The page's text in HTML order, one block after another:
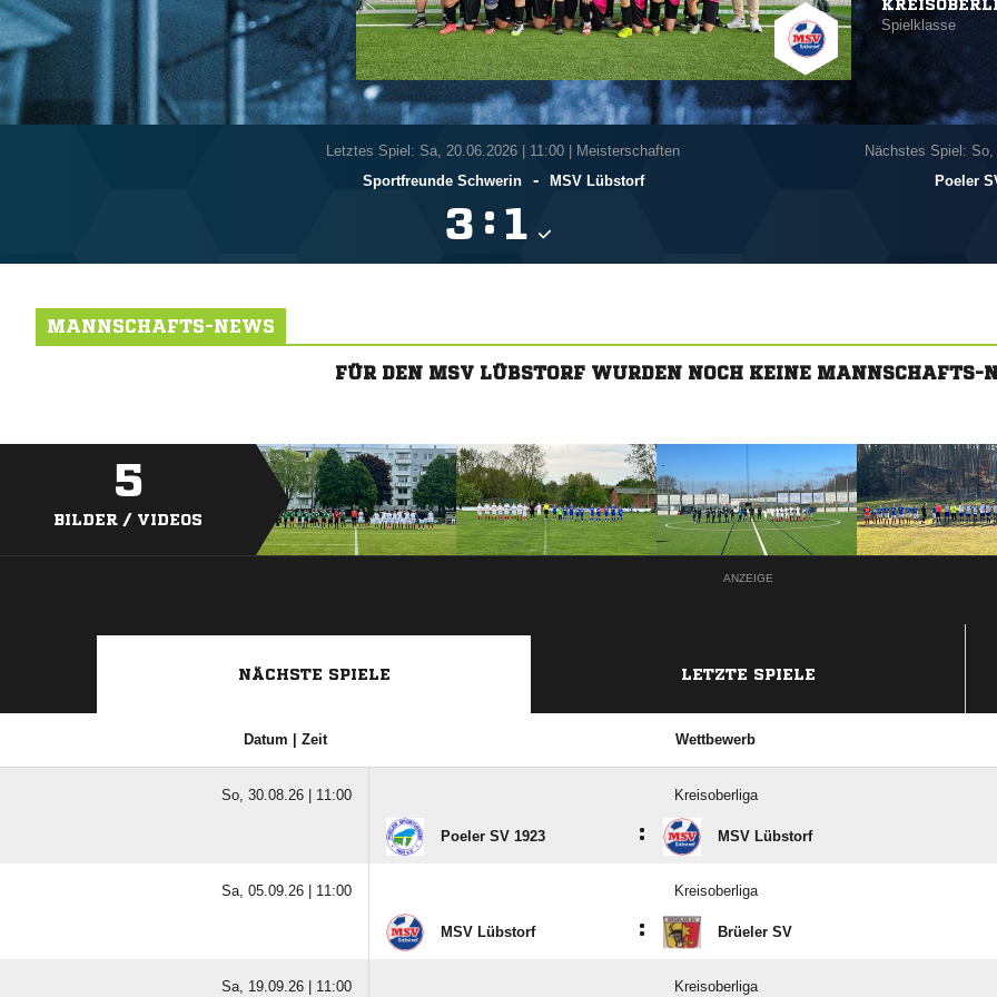
Spielklasse
Letztes Spiel: Sa, 20.06.2026
11:00 | Meisterschaften
Sportfreunde Schwerin
- MSV Lübstorf
 : 
Nächstes Spiel:
Poeler
MANNSCHAFTS-NEWS
FÜR DEN MSV LÜBSTORF WURDEN NOCH KEINE MANNSCHAFTS-
5
BILDER / VIDEOS
ANZEIGE
NÄCHSTE SPIELE LETZTE SPIELE
Datum | Zeit Wettbewerb
So, 30.08.26 | 11:00 Kreisoberliga
Poeler SV 1923 : MSV Lübstorf
Sa, 05.09.26 | 11:00 Kreisoberliga
MSV Lübstorf : Brüeler SV
Sa, 19.09.26 | 11:00 Kreisoberliga